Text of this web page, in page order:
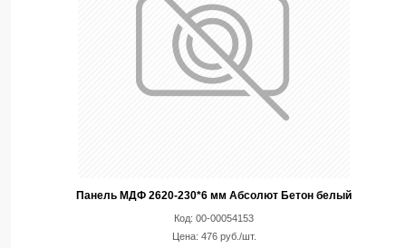
Панель МДФ 2620-230*6 мм Абсолют Бетон белый
Код: 00-00054153
Цена: 476 руб./шт.